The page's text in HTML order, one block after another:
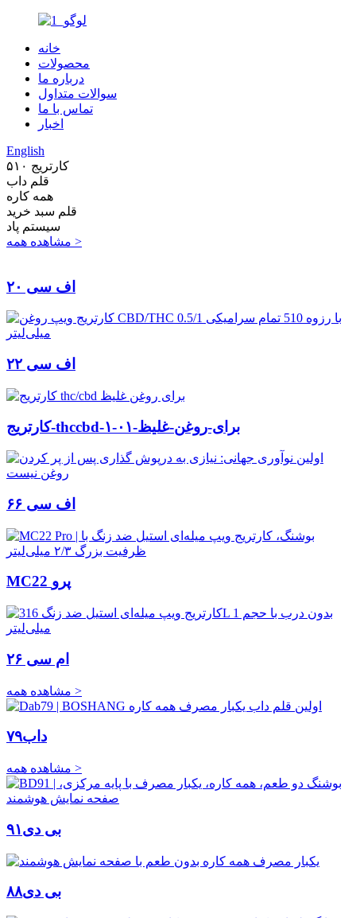
خانه
محصولات
درباره ما
سوالات متداول
تماس با ما
اخبار
English
کارتریج ۵۱۰
قلم داب
همه کاره
قلم سبد خرید
سیستم پاد
مشاهده همه >
اف سی ۲۰
اف سی ۲۲
کارتریج-thccbd-برای-روغن-غلیظ-۰۱-۱
اف سی ۶۶
MC22 پرو
ام سی ۲۶
مشاهده همه >
داب۷۹
مشاهده همه >
بی دی۹۱
بی دی۸۸